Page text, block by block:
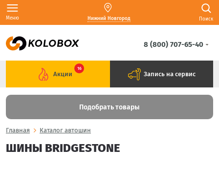
Меню Нижний Новгород Поиск
8 (800) 707-65-40
Акции
16
Запись на сервис
Подобрать товары
Главная Каталог автошин
ШИНЫ BRIDGESTONE